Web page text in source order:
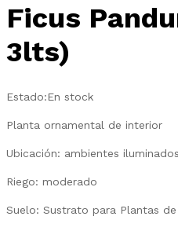
Ficus
3lts)
Estado:En stock
Planta ornamental de interior
Ubicación: ambientes
Riego: moderado
Suelo: Sustrato para Plantas